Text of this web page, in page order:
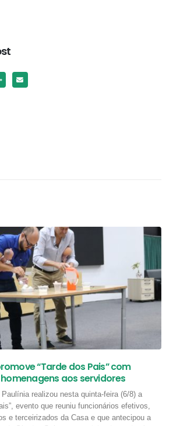
“Tarde dos Pais” com
aos servidores
realizou nesta quinta-feira (6/8) a
evento que reuniu funcionários efetivos,
e terceirizados da Casa e que antecipou a